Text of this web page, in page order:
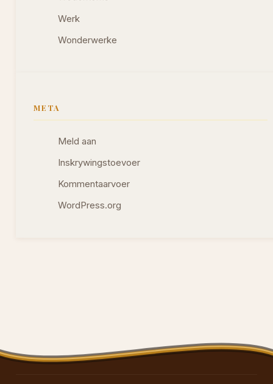
Werk
Wonderwerke
META
Meld aan
Inskrywingstoevoer
Kommentaarvoer
WordPress.org